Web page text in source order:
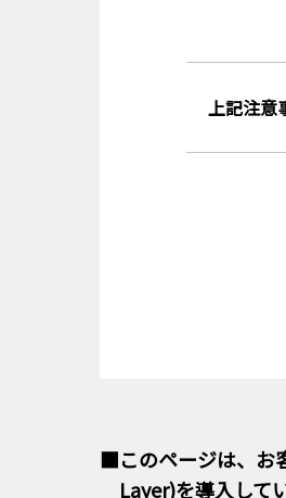
上記注意
■このページは、お
Layer)を導入して